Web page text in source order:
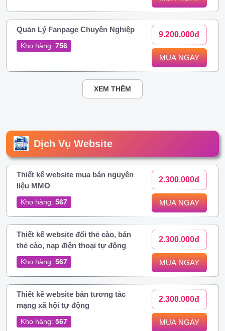
Quản Lý Fanpage Chuyên Nghiệp
Kho hàng: 756
9.200.000đ
MUA NGAY
XEM THÊM
Dịch Vụ Website
Thiết kế website mua bán nguyên
liệu MMO
Kho hàng: 567
2.300.000đ
MUA NGAY
Thiết kế website đổi thẻ cào, bán
thẻ cào, nạp điện thoại tự động
Kho hàng: 567
2.300.000đ
MUA NGAY
Thiết kế website bán tương tác
mạng xã hội tự động
Kho hàng: 567
2.300.000đ
MUA NGAY